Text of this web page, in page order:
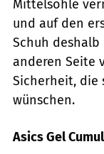
Mittelsohle
und auf den
Schuh
anderen Seite
Sicherheit, die
wünschen.
Asics Gel